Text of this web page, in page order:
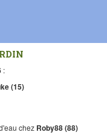
:
(15)
chez Roby88 (88)